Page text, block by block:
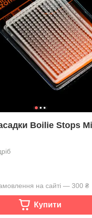
Boilie Stops
на сайті — 300 ₴
Купити